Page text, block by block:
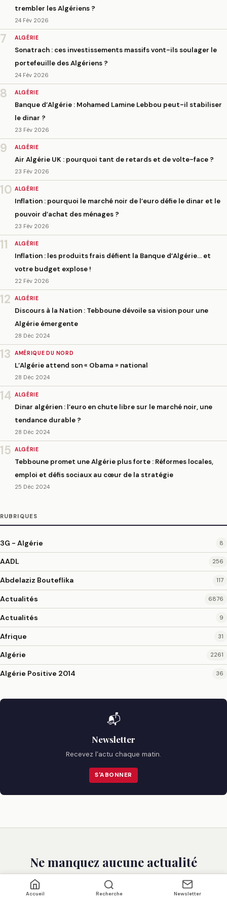
trembler les Algériens ?
24 Fév 2026
7 ALGÉRIE
Sonatrach : ces investissements massifs vont-ils soulager le
portefeuille des Algériens ?
24 Fév 2026
8 ALGÉRIE
Banque d’Algérie : Mohamed Lamine Lebbou peut-il stabiliser
le dinar ?
23 Fév 2026
9 ALGÉRIE
Air Algérie UK : pourquoi tant de retards et de volte-face ?
23 Fév 2026
10 ALGÉRIE
Inflation : pourquoi le marché noir de l’euro défie le dinar et le
pouvoir d’achat des ménages ?
23 Fév 2026
11 ALGÉRIE
Inflation : les produits frais défient la Banque d’Algérie… et
votre budget explose !
22 Fév 2026
12 ALGÉRIE
Discours à la Nation : Tebboune dévoile sa vision pour une
Algérie émergente
28 Déc 2024
13 AMÉRIQUE DU NORD
L’Algérie attend son « Obama » national
28 Déc 2024
14 ALGÉRIE
Dinar algérien : l’euro en chute libre sur le marché noir, une
tendance durable ?
28 Déc 2024
15 ALGÉRIE
Tebboune promet une Algérie plus forte : Réformes locales,
emploi et défis sociaux au cœur de la stratégie
25 Déc 2024
RUBRIQUES
3G - Algérie 8
AADL 256
Abdelaziz Bouteflika 117
Actualités 6876
Actualités 9
Afrique 31
Algérie 2261
Algérie Positive 2014 36
📬
Newsletter
Recevez l'actu chaque matin.
S'ABONNER
Ne manquez aucune actualité
Recevez nos meilleurs articles chaque matin.
Accueil Recherche Newsletter